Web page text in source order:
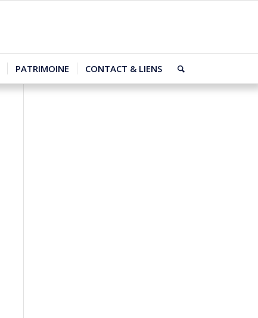
PATRIMOINE CONTACT & LIENS